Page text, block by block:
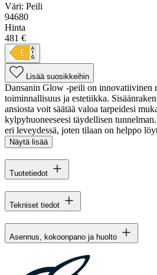
Väri: Peili
94680
Hinta
481 €
Lisää suosikkeihin
Dansanin Glow -peili on innovatiivinen
toiminnallisuus ja estetiikka.
ansiosta voit säätää valoa tarpeidesi
kylpyhuoneeseesi täydellisen
eri leveydessä, joten tilaan on helppo
Näytä lisää
Tuotetiedot
Tekniset tiedot
Asennus, kokoonpano ja huolto